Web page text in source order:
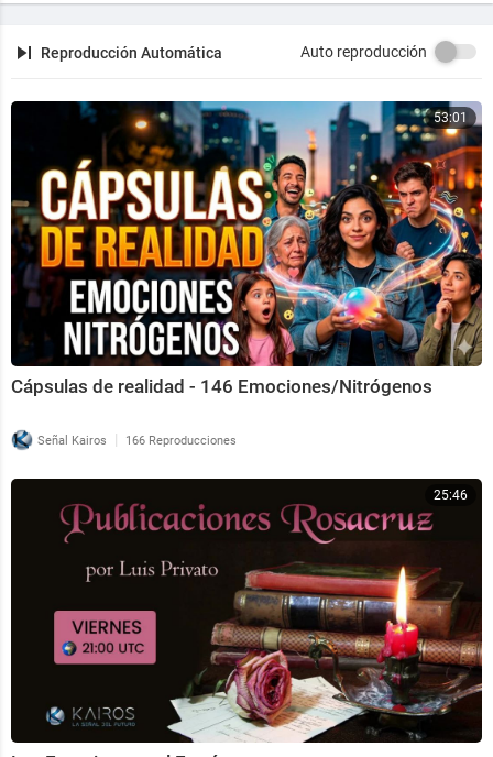
Reproducción Automática Auto reproducción
53:01
Cápsulas de realidad - 146 Emociones/Nitrógenos
Señal Kairos | 166 Reproducciones
25:46